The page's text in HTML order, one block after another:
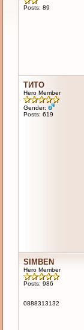
Posts: 89
ТИТО
Hero Member
Gender:
Posts: 619
SIMBEN
Hero Member
Posts: 986
0888313132